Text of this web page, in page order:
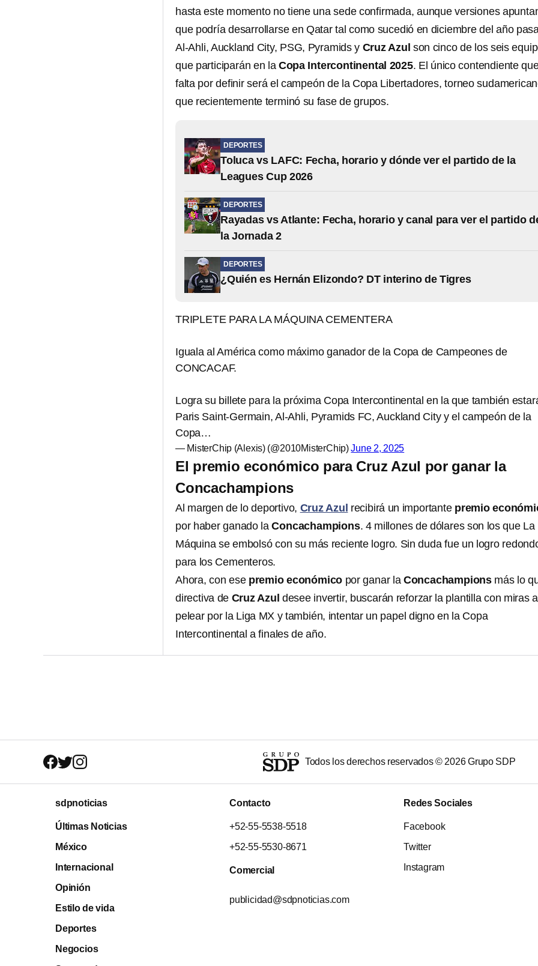
hasta este momento no tiene una sede confirmada, aunque versiones
que podría desarrollarse en Qatar tal como sucedió en diciembre del año
Al-Ahli, Auckland City, PSG, Pyramids y Cruz Azul son cinco de los seis
que participarán en la Copa Intercontinental 2025. El único contendiente
falta por definir será el campeón de la Copa Libertadores, torneo
que recientemente terminó su fase de grupos.
DEPORTES
Toluca vs LAFC: Fecha, horario y dónde ver el partido de la
Leagues Cup 2026
DEPORTES
Rayadas vs Atlante: Fecha, horario y canal para ver el partido
la Jornada 2
DEPORTES
¿Quién es Hernán Elizondo? DT interino de Tigres
TRIPLETE PARA LA MÁQUINA CEMENTERA
Iguala al América como máximo ganador de la Copa de Campeones de
CONCACAF.
Logra su billete para la próxima Copa Intercontinental en la que también
Paris Saint-Germain, Al-Ahli, Pyramids FC, Auckland City y el campeón de la
Copa…
— MisterChip (Alexis) (@2010MisterChip)June 2, 2025
El premio económico para Cruz Azul por ganar la
Concachampions
Al margen de lo deportivo, Cruz Azul recibirá un importante premio
por haber ganado laConcachampions. 4 millones de dólares son los que La
Máquina se embolsó con su más reciente logro. Sin duda fue un logro
para los Cementeros.
Ahora, con ese premio económico por ganar la Concachampions más lo
directiva de Cruz Azul desee invertir, buscarán reforzar la plantilla con miras a
pelear por la Liga MX y también, intentar un papel digno en la Copa
Intercontinental a finales de año.
Todos los derechos reservados © 2026Grupo SDP
sdpnoticias
Últimas Noticias
México
Internacional
Opinión
Estilo de vida
Deportes
Negocios
Contacto
+52-55-5538-5518
+52-55-5530-8671
Comercial
publicidad@sdpnoticias.com
Redes Sociales
Facebook
Twitter
Instagram